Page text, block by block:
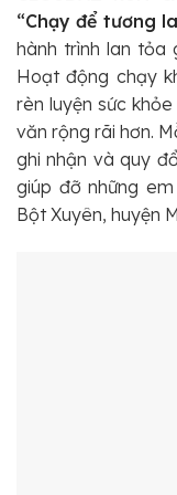
“Chạy để tương
hành trình lan tỏa
Hoạt động chạy
rèn luyện sức
văn rộng rãi hơn.
ghi nhận và quy
giúp đỡ những
Bột Xuyên, huyện